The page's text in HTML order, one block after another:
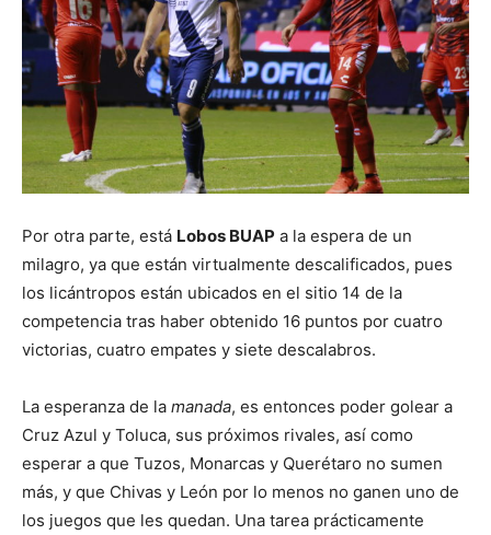
Por otra parte, está Lobos BUAP a la espera de un
milagro, ya que están virtualmente descalificados, pues
los licántropos están ubicados en el sitio 14 de la
competencia tras haber obtenido 16 puntos por cuatro
victorias, cuatro empates y siete descalabros.
La esperanza de la manada, es entonces poder golear a
Cruz Azul y Toluca, sus próximos rivales, así como
esperar a que Tuzos, Monarcas y Querétaro no sumen
más, y que Chivas y León por lo menos no ganen uno de
los juegos que les quedan. Una tarea prácticamente